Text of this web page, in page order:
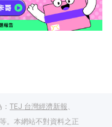
TEJ 台灣經濟新報、
。本網站不對資料之正